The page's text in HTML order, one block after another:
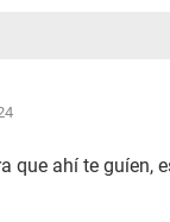
que ahí te guíen,